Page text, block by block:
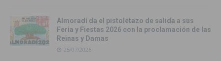
Almoradí da el pistoletazo de salida a sus
Feria y Fiestas 2026 con la proclamación de las
Reinas y Damas
25/07/2026